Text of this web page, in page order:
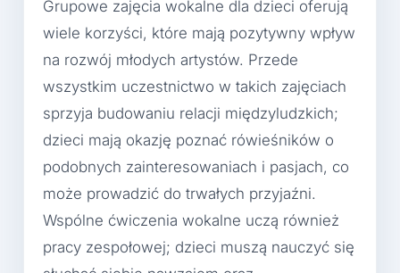
Grupowe zajęcia wokalne dla dzieci oferują
wiele korzyści, które mają pozytywny wpływ
na rozwój młodych artystów. Przede
wszystkim uczestnictwo w takich zajęciach
sprzyja budowaniu relacji międzyludzkich;
dzieci mają okazję poznać rówieśników o
podobnych zainteresowaniach i pasjach, co
może prowadzić do trwałych przyjaźni.
Wspólne ćwiczenia wokalne uczą również
pracy zespołowej; dzieci muszą nauczyć się